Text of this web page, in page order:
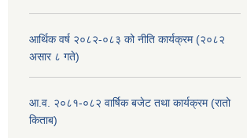
आर्थिक वर्ष २०८२-०८३ को नीति कार्यक्रम (२०८२
असार ८ गते)
आ.व. २०८१-०८२ वार्षिक बजेट तथा कार्यक्रम (रातो
किताब)